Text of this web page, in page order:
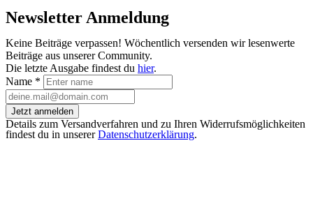
Newsletter Anmeldung
Keine Beiträge verpassen! Wöchentlich versenden wir lesenwerte
Beiträge aus unserer Community.
Die letzte Ausgabe findest du hier.
Name *
Jetzt anmelden
Details zum Versandverfahren und zu Ihren Widerrufsmöglichkeiten
findest du in unsererDatenschutzerklärung.